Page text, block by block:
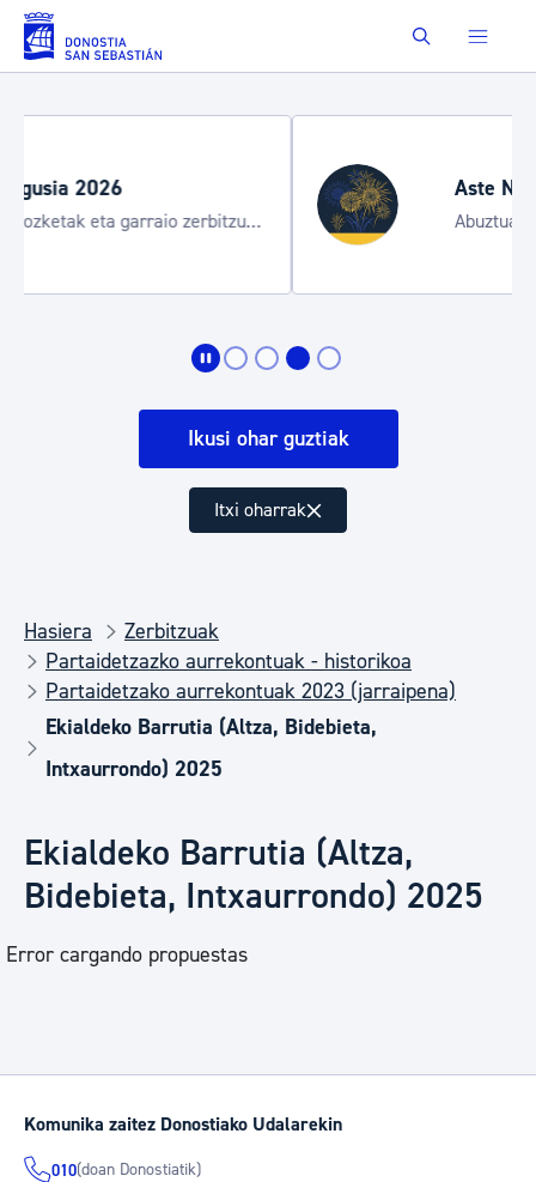
Eduki nagusira joan Buscar
zerbitzu
Aste Nagusia 2026:
Abuztuak 8-15
Ikusi ohar guztiak
Itxi oharrak
Hasiera
Zerbitzuak
Partaidetzazko aurrekontuak - historikoa
Partaidetzako aurrekontuak 2023 (jarraipena)
Ekialdeko Barrutia (Altza, Bidebieta,
Intxaurrondo) 2025
Ekialdeko Barrutia (Altza,
Bidebieta, Intxaurrondo) 2025
Error cargando propuestas
Komunika zaitez Donostiako Udalarekin
010(doan Donostiatik)